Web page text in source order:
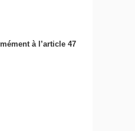
à l’article 47